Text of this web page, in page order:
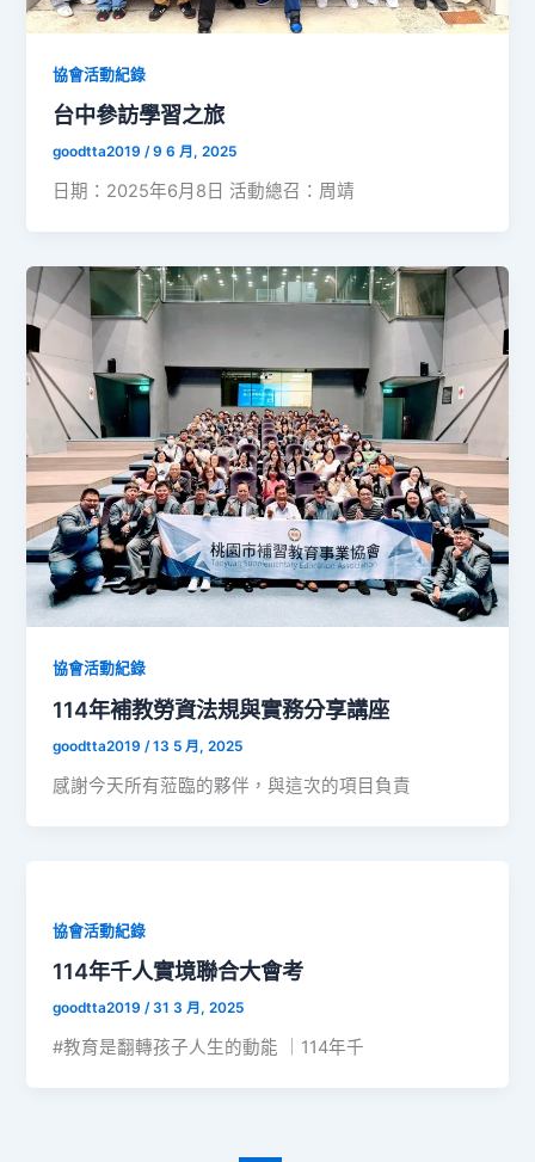
協會活動紀錄
台中參訪學習之旅
goodtta2019/9 6 月, 2025
日期：2025年6月8日 活動總召：周靖
協會活動紀錄
114年補教勞資法規與實務分享講座
goodtta2019/13 5 月, 2025
感謝今天所有蒞臨的夥伴，與這次的項目負責
協會活動紀錄
114年千人實境聯合大會考
goodtta2019/31 3 月, 2025
#教育是翻轉孩子人生的動能 ｜114年千